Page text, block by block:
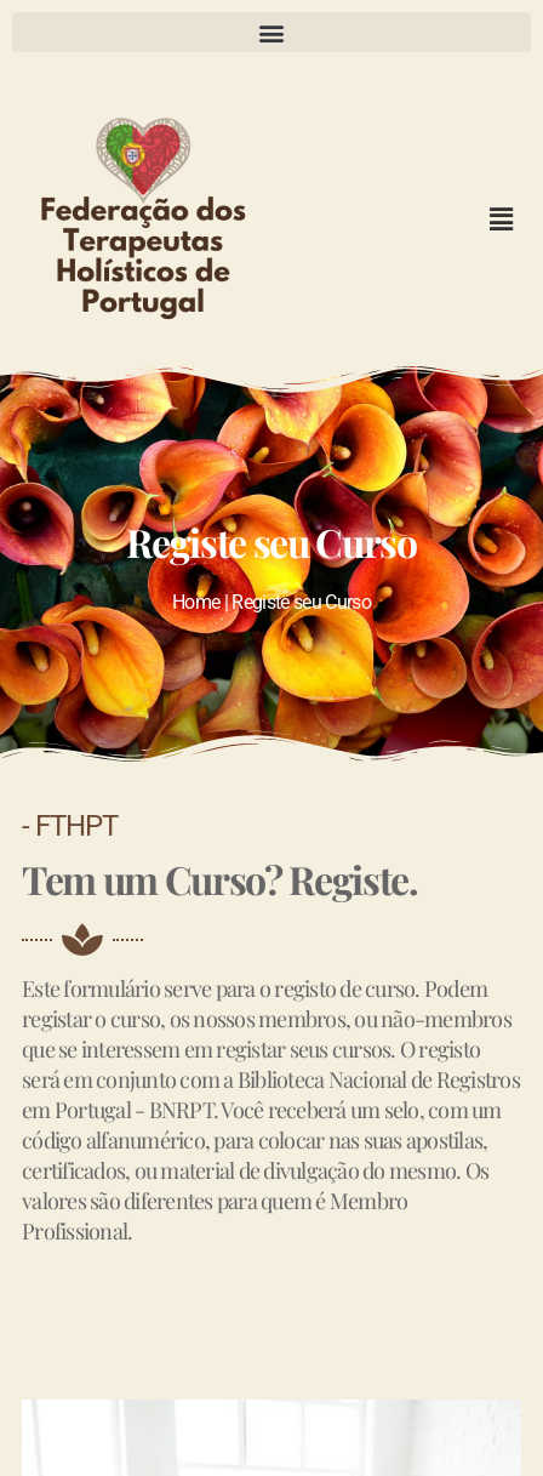
Registe seu Curso
Home | Registe seu Curso
- FTHPT
Tem um Curso? Registe.
Este formulário serve para o registo de curso. Podem
registar o curso, os nossos membros, ou não-membros
que se interessem em registar seus cursos. O registo
será em conjunto com a Biblioteca Nacional de Registros
em Portugal - BNRPT. Você receberá um selo, com um
código alfanumérico, para colocar nas suas apostilas,
certificados, ou material de divulgação do mesmo. Os
valores são diferentes para quem é Membro
Profissional.